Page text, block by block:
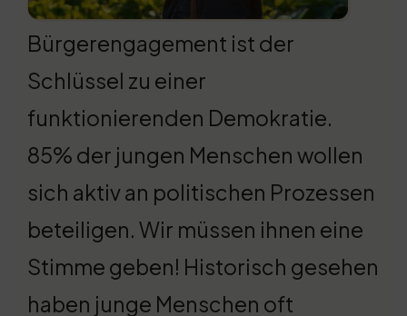
Bürgerengagement ist der
Schlüssel zu einer
funktionierenden Demokratie.
85% der jungen Menschen wollen
sich aktiv an politischen Prozessen
beteiligen. Wir müssen ihnen eine
Stimme geben! Historisch gesehen
haben junge Menschen oft